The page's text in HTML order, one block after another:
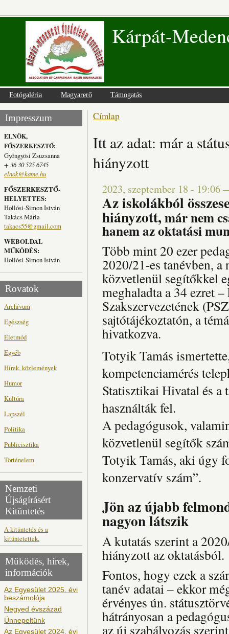
Kárpát-
Fotógaléria Magyarerő Támogatás
Impresszum
ELNÖK,
FŐSZERKESZTŐ:
Gyöngyösi Zsuzsanna
+ 36 30 525 6745
elnok@kame.hu
FŐSZERKESZTŐ-
HELYETTES:
Hollósi-Simon István
Takács Mária
takacs55@gmail.com
WEBOLDAL
MŰKÖDÉS:
Hollósi-Simon István
Rovatok
Archívum
Egészség
Életmód
Egyéb
Hírek, közlemények
Humor
Kultúra
Lapszél
Politika
Publicisztika
Történelem
Nemzeti
Újságírásért
Kitüntetés
A kitüntetés és a
kitüntetettek.
Működés, hírek,
információk
Az Egyesület 2025. évi
beszámolója
Negyed évszázad
Ünnepeltünk
Az Egyesület 2024. évi
Jelenlegi hely
Címlap
Itt az adat: már a
hiányzott
2023, szeptember 18 - 19:06
Az iskolákból
hiányzott,már nem
hanem az oktatási
Több mint 20 ezer
2020/21-es tanévben,
közvetlenül segítőkkel
meghaladta a 34 ezret
Szakszervezetének
sajtótájékoztatón, a
hivatkozva.
Totyik Tamás
kompetenciamérés
Statisztikai Hivatal és a
használták fel.
A pedagógusok,
közvetlenül segítők
Totyik Tamás, aki úgy
konzervatív szám”.
Jön az újabb
nagyon látszik
A kutatás szerint a
hiányzott az oktatásból.
Fontos, hogy ezek a
tanév adatai – ekkor
érvényes ún.
hátrányosan a
az új szabályozás